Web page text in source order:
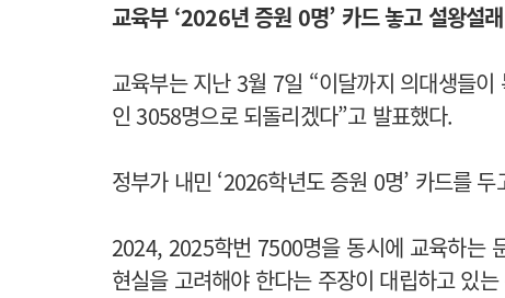
교육부 ‘2026년 증원 0명’ 카드 놓고 설왕설래
교육부는 지난 3월 7일 “이달까지 의대생들
인 3058명으로 되돌리겠다”고 발표했다.
정부가 내민 ‘2026학년도 증원 0명’ 카드를
2024, 2025학번 7500명을 동시에 교육하는
현실을 고려해야 한다는 주장이 대립하고 있